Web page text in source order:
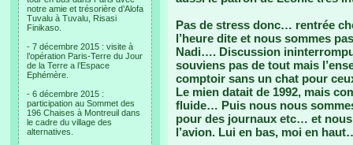
notre amie et trésorière d’Alofa
Tuvalu à Tuvalu, Risasi
Finikaso.
- 7 décembre 2015 : visite à
l’opération Paris-Terre du Jour
de la Terre a l’Espace
Ephémère.
- 6 décembre 2015 :
participation au Sommet des
196 Chaises à Montreuil dans
le cadre du village des
alternatives.
Pas de stress donc… rentrée
l’heure dite et nous sommes
Nadi…. Discussion
souviens pas de tout mais
comptoir sans un chat pour
Le mien datait de 1992, mais
fluide… Puis nous nous
pour des journaux etc… et
l’avion. Lui en bas, moi en